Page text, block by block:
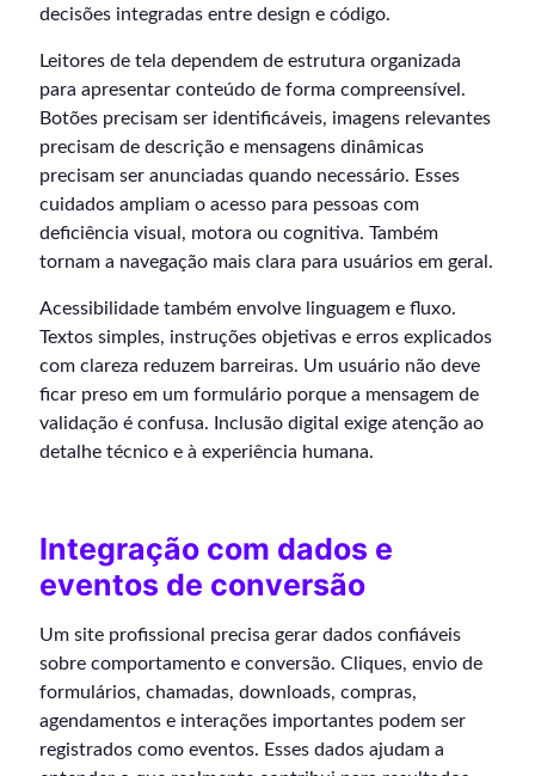
decisões integradas entre design e código.
Leitores de tela dependem de estrutura organizada
para apresentar conteúdo de forma compreensível.
Botões precisam ser identificáveis, imagens relevantes
precisam de descrição e mensagens dinâmicas
precisam ser anunciadas quando necessário. Esses
cuidados ampliam o acesso para pessoas com
deficiência visual, motora ou cognitiva. Também
tornam a navegação mais clara para usuários em geral.
Acessibilidade também envolve linguagem e fluxo.
Textos simples, instruções objetivas e erros explicados
com clareza reduzem barreiras. Um usuário não deve
ficar preso em um formulário porque a mensagem de
validação é confusa. Inclusão digital exige atenção ao
detalhe técnico e à experiência humana.
Integração com dados e
eventos de conversão
Um site profissional precisa gerar dados confiáveis
sobre comportamento e conversão. Cliques, envio de
formulários, chamadas, downloads, compras,
agendamentos e interações importantes podem ser
registrados como eventos. Esses dados ajudam a